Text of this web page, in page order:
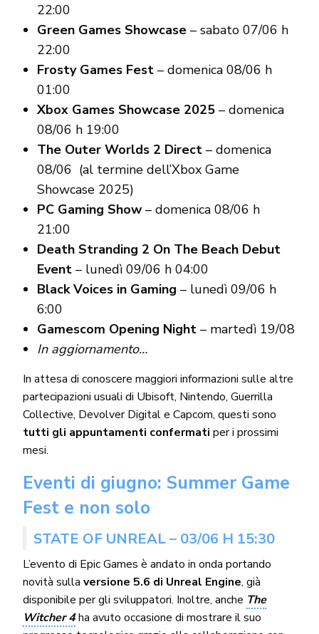
22:00
Green Games Showcase– sabato 07/06 h
22:00
Frosty Games Fest– domenica 08/06 h
01:00
Xbox Games Showcase 2025– domenica
08/06 h 19:00
The Outer Worlds 2 Direct– domenica
08/06 (al termine dell’Xbox Game
Showcase 2025)
PC Gaming Show– domenica 08/06 h
21:00
Death Stranding 2 On The Beach Debut
Event– lunedì 09/06 h 04:00
Black Voices in Gaming – lunedì 09/06 h
6:00
Gamescom Opening Night– martedì 19/08
In aggiornamento…
In attesa di conoscere maggiori informazioni sulle altre
partecipazioni usuali di Ubisoft, Nintendo, Guerrilla
Collective, Devolver Digital e Capcom, questi sono
tutti gli appuntamenti confermati per i prossimi
mesi.
Eventi di giugno: Summer Game
Fest e non solo
STATE OF UNREAL – 03/06 H 15:30
L’evento di Epic Games è andato in onda portando
novità sulla versione 5.6 di Unreal Engine, già
disponibile per gli sviluppatori. Inoltre, anche The
Witcher 4ha avuto occasione di mostrare il suo